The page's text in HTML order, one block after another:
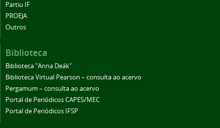
Partiu IF
PROEJA
Outros
Biblioteca
Biblioteca "Anna Deák"
Biblioteca Virtual Pearson – consulta ao acervo
Pergamum – consulta ao acervo
Portal de Periódicos CAPES/MEC
Portal de Periódicos IFSP